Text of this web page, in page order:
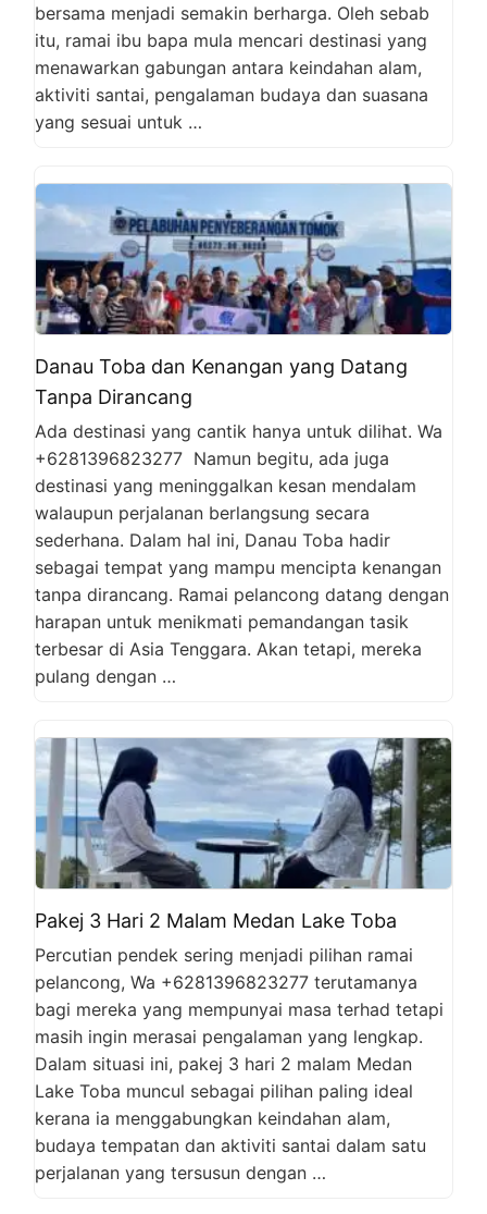
bersama menjadi semakin berharga. Oleh sebab
itu, ramai ibu bapa mula mencari destinasi yang
menawarkan gabungan antara keindahan alam,
aktiviti santai, pengalaman budaya dan suasana
yang sesuai untuk …
Danau Toba dan Kenangan yang Datang
Tanpa Dirancang
Ada destinasi yang cantik hanya untuk dilihat. Wa
+6281396823277 Namun begitu, ada juga
destinasi yang meninggalkan kesan mendalam
walaupun perjalanan berlangsung secara
sederhana. Dalam hal ini, Danau Toba hadir
sebagai tempat yang mampu mencipta kenangan
tanpa dirancang. Ramai pelancong datang dengan
harapan untuk menikmati pemandangan tasik
terbesar di Asia Tenggara. Akan tetapi, mereka
pulang dengan …
Pakej 3 Hari 2 Malam Medan Lake Toba
Percutian pendek sering menjadi pilihan ramai
pelancong, Wa +6281396823277 terutamanya
bagi mereka yang mempunyai masa terhad tetapi
masih ingin merasai pengalaman yang lengkap.
Dalam situasi ini, pakej 3 hari 2 malam Medan
Lake Toba muncul sebagai pilihan paling ideal
kerana ia menggabungkan keindahan alam,
budaya tempatan dan aktiviti santai dalam satu
perjalanan yang tersusun dengan …